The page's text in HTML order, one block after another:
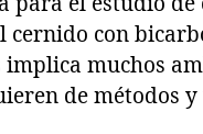
cernido con
muchos
de métodos y